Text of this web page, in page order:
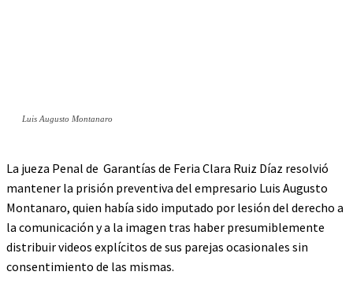
Luis Augusto Montanaro
La jueza Penal de Garantías de Feria Clara Ruiz Díaz resolvió
mantener la prisión preventiva del empresario Luis Augusto
Montanaro, quien había sido imputado por lesión del derecho a
la comunicación y a la imagen tras haber presumiblemente
distribuir videos explícitos de sus parejas ocasionales sin
consentimiento de las mismas.